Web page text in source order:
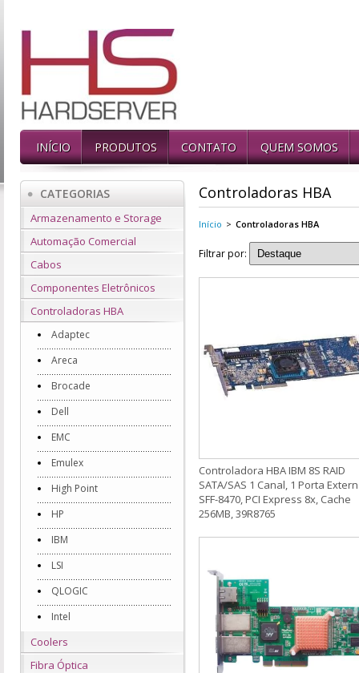
INÍCIO PRODUTOS CONTATO QUEM SOMOS
CATEGORIAS
Armazenamento e Storage
Automação Comercial
Cabos
Componentes Eletrônicos
Controladoras HBA
Adaptec
Areca
Brocade
Dell
EMC
Emulex
High Point
HP
IBM
LSI
QLOGIC
Intel
Coolers
Fibra Óptica
Controladoras HBA
Início > Controladoras HBA
Filtrar por:
Controladora HBA IBM 8S RAID
SATA/SAS 1 Canal, 1 Porta
SFF-8470, PCI Express 8x, Cache
256MB, 39R8765